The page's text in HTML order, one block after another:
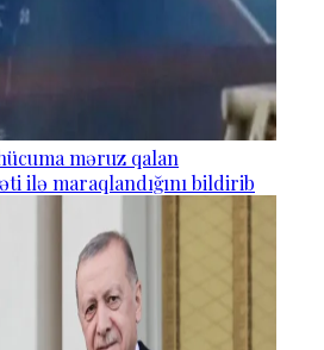
məruz qalan
ilə maraqlandığını bildirib